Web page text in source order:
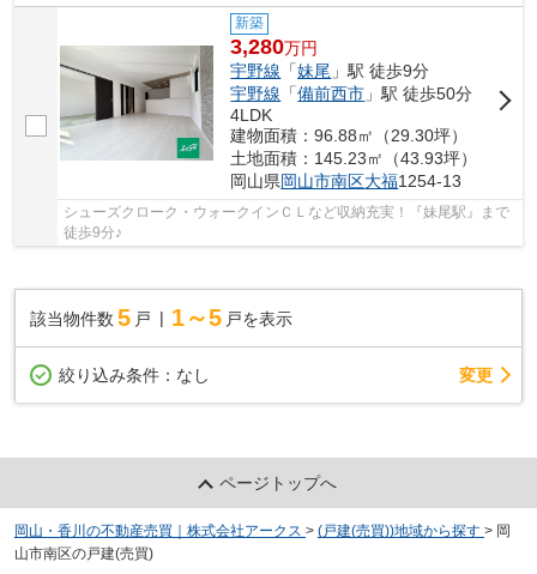
新築
3,280万円
宇野線 「妹尾 」駅 徒歩9分
宇野線 「備前西市 」駅 徒歩50分
4LDK
建物面積：96.88㎡（29.30坪）
土地面積：145.23㎡（43.93坪）
岡山県岡山市南区大福1254-13
シューズクローク・ウォークインＣＬなど収納充実！『妹尾駅』まで
徒歩9分♪
該当物件数 5 戸 1～5 戸を表示
絞り込み条件： なし 変更
ページトップへ
岡山・香川の不動産売買｜株式会社アークス > (戸建(売買))地域から探す > 岡
山市南区の戸建(売買)